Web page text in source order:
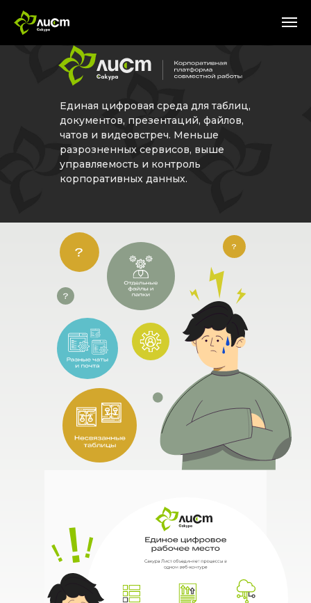
Единая цифровая среда для таблиц,
документов, презентаций, файлов,
чатов и видеовстреч. Меньше
разрозненных сервисов, выше
управляемость и контроль
корпоративных данных.